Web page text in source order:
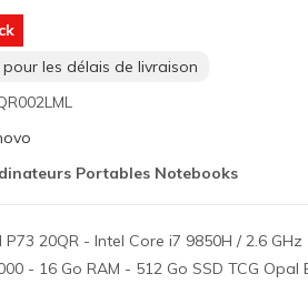
les délais de livraison
Portables Notebooks
20QR - Intel Core i7 9850H / 2.6
- 16 Go RAM - 512 Go SSD TCG Opal